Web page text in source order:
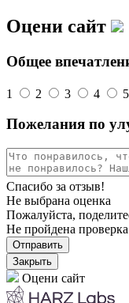
Оцени сайт
Общее
1 2 3 4 5
Пожелания по
Спасибо за отзыв!
Не выбрана оценка
Пожалуйста,
Не пройдена
Отправить
Закрыть
Оцени сайт